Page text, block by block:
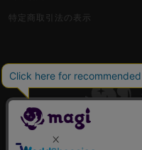
特定商取引法の表示
古物商許可番号 株式会社ジラ